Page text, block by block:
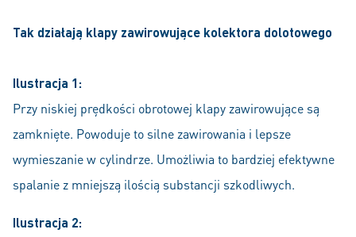
Tak działają klapy zawirowujące kolektora dolotowego
Ilustracja 1:
Przy niskiej prędkości obrotowej klapy zawirowujące są
zamknięte. Powoduje to silne zawirowania i lepsze
wymieszanie w cylindrze. Umożliwia to bardziej efektywne
spalanie z mniejszą ilością substancji szkodliwych.
Ilustracja 2: